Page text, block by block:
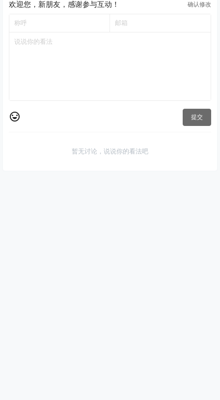
欢迎您，新朋友，感谢参与互动！ 确认修改
提交
暂无讨论，说说你的看法吧